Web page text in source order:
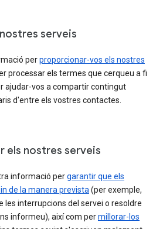
serveis
perproporcionar-vos els nostres
processar els termes que cerqueu a fi
ajudar-vos a compartir contingut
d'entre els vostres contactes.
els nostres serveis
informació pergarantir que els
de la manera prevista (per exemple,
les interrupcions del servei o resoldre
informeu), així com permillorar-los